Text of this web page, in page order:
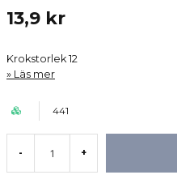
13,9 kr
Krokstorlek 12
Läs mer
441
- +